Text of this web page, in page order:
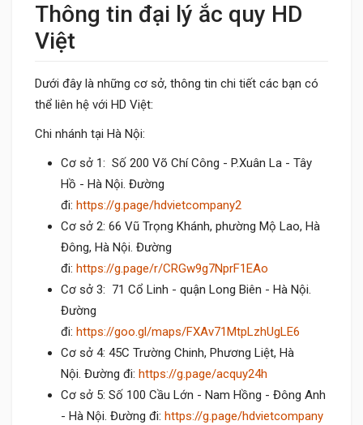
Thông tin đại lý ắc quy HD
Việt
Dưới đây là những cơ sở, thông tin chi tiết các bạn có
thể liên hệ với HD Việt:
Chi nhánh tại Hà Nội:
Cơ sở 1: Số 200 Võ Chí Công - P.Xuân La - Tây
Hồ - Hà Nội. Đường
đi: https://g.page/hdvietcompany2
Cơ sở 2: 66 Vũ Trọng Khánh, phường Mộ Lao, Hà
Đông, Hà Nội. Đường
đi: https://g.page/r/CRGw9g7NprF1EAo
Cơ sở 3: 71 Cổ Linh - quận Long Biên - Hà Nội.
Đường
đi: https://goo.gl/maps/FXAv71MtpLzhUgLE6
Cơ sở 4: 45C Trường Chinh, Phương Liệt, Hà
Nội. Đường đi: https://g.page/acquy24h
Cơ sở 5: Số 100 Cầu Lớn - Nam Hồng - Đông Anh
- Hà Nội. Đường đi: https://g.page/hdvietcompany